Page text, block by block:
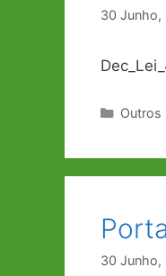
30 Junho,
Outros
30 Junho,